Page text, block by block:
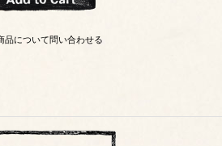
品について問い合わせる